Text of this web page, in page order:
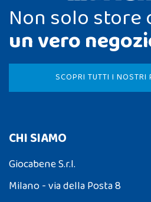
Non solo store
un vero
SCOPRI TUTTI I NOSTRI
CHI SIAMO
Giocabene S.r.l.
Milano - via della Posta 8